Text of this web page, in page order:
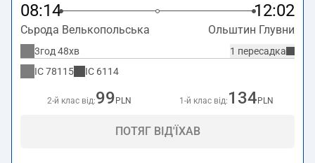
08:14 12:02
Сьрода Велькопольська Ольштин Глувни
1 пересадка
3год 48хв
IC78115 IC 6114
2-й клас від:99 PLN 1-й клас від: 134 PLN
ПОТЯГ ВІД'ЇХАВ